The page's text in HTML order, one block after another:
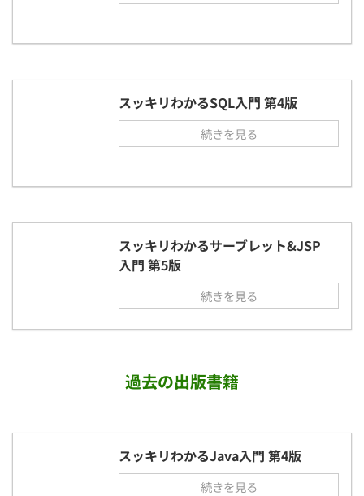
スッキリわかるSQL入門 第4版
続きを見る
スッキリわかるサーブレット&JSP
入門 第5版
続きを見る
過去の出版書籍
スッキリわかるJava入門 第4版
続きを見る